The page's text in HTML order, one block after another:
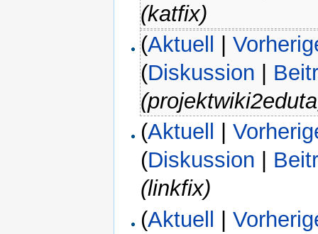
(katfix)
(Aktuell |
(Diskussion
(Aktuell |
(Diskussion
(linkfix)
(Aktuell |